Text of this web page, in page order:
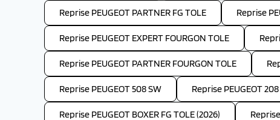
Reprise PEUGEOT PARTNER FG TOLE Reprise
Reprise PEUGEOT EXPERT FOURGON TOLE
Reprise PEUGEOT PARTNER FOURGON TOLE
Reprise PEUGEOT 508 SW Reprise PEUGEOT 208
Reprise PEUGEOT BOXER FG TOLE (2026)